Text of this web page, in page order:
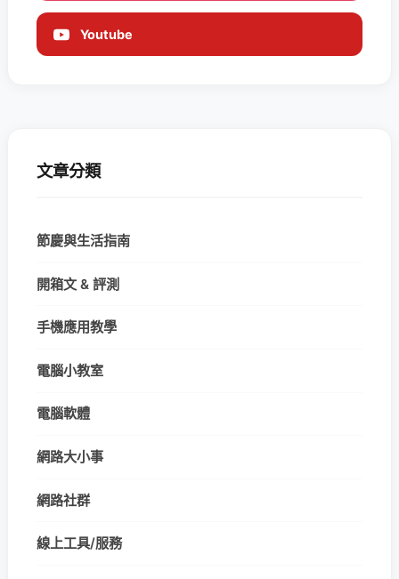
Youtube
文章分類
節慶與生活指南
開箱文 & 評測
手機應用教學
電腦小教室
電腦軟體
網路大小事
網路社群
線上工具/服務